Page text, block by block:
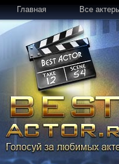
Главная Все